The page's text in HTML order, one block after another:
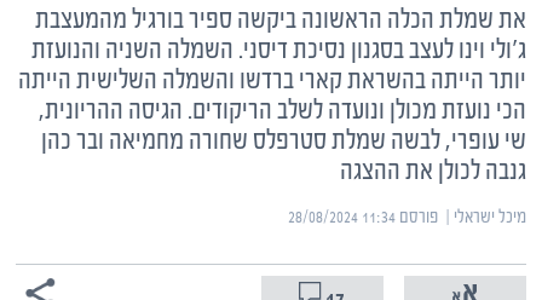
את שמלת הכלה הראשונה ביקשה ספיר בורגיל מהמעצבת
ג'ולי וינו לעצב בסגנון נסיכת דיסני. השמלה השניה והנועזת
יותר הייתה בהשראת קארי ברדשו והשמלה השלישית הייתה
הכי נועזת מכולן ונועדה לשלב הריקודים. הגיסה ההריונית,
שי עופרי, לבשה שמלת סטרפלס שחורה מחמיאה ובר כהן
גנבה לכולן את ההצגה
מיכל ישראלי | ‏פורסם ‎28/08/2024 11:34